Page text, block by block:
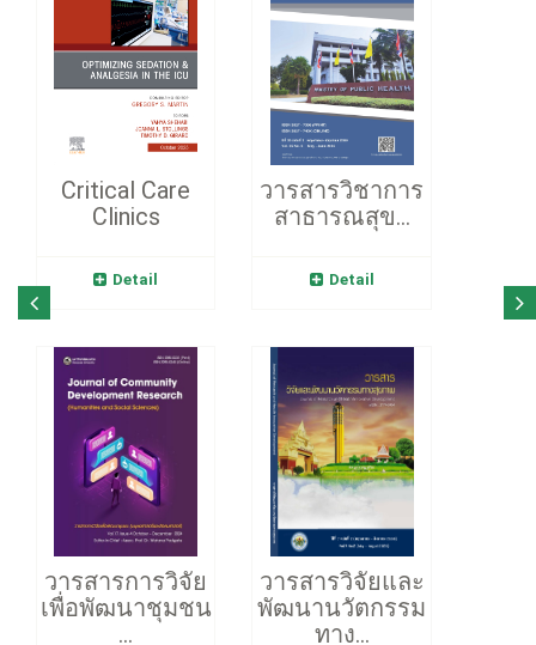
Critical Care
Clinics
Detail
วารสารวิชาการ
สาธารณสุข...
Detail
วารสารการวิจัย
เพื่อพัฒนาชุมชน
...
วารสารวิจัยและ
พัฒนานวัตกรรม
ทาง...